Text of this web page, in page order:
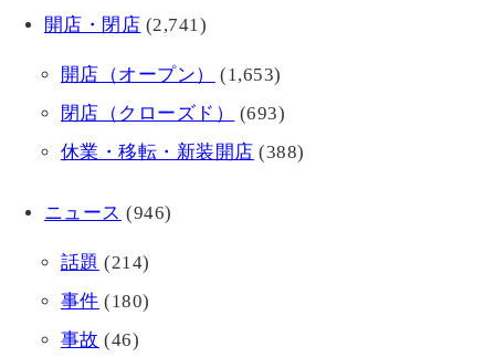
開店・閉店 (2,741)
開店（オープン）
(1,653)
閉店（クローズド）
(693)
休業・移転・新装開店 (388)
ニュース (946)
話題 (214)
事件 (180)
事故 (46)